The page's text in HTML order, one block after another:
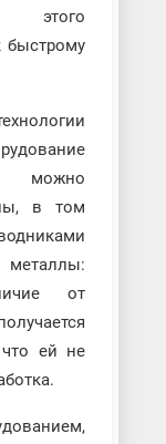
этого
быстрому
можно
в том
от
ей не